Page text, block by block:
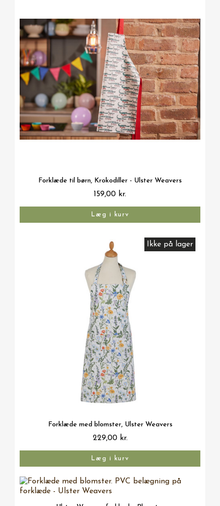
Vis her
Forklæde til børn, Krokodiller - Ulster Weavers
159,00 kr.
Læg i kurv
Vis her
Ikke på lager
Forklæde med blomster, Ulster Weavers
229,00 kr.
Læg i kurv